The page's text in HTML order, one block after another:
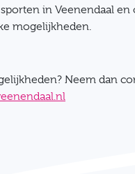
in Veenendaal
mogelijkheden.
Neem dan